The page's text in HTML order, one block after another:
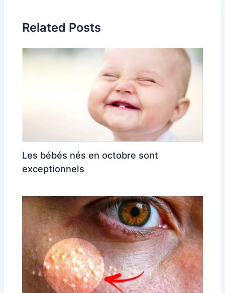
Related Posts
Les bébés nés en octobre sont
exceptionnels